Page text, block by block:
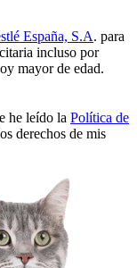
España, S.A. para
incluso por
mayor de edad.
he leído la Política de
derechos de mis